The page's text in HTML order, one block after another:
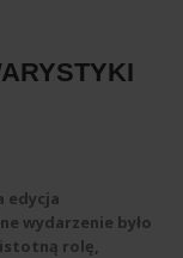
edycja
wydarzenie było
istotną rolę,